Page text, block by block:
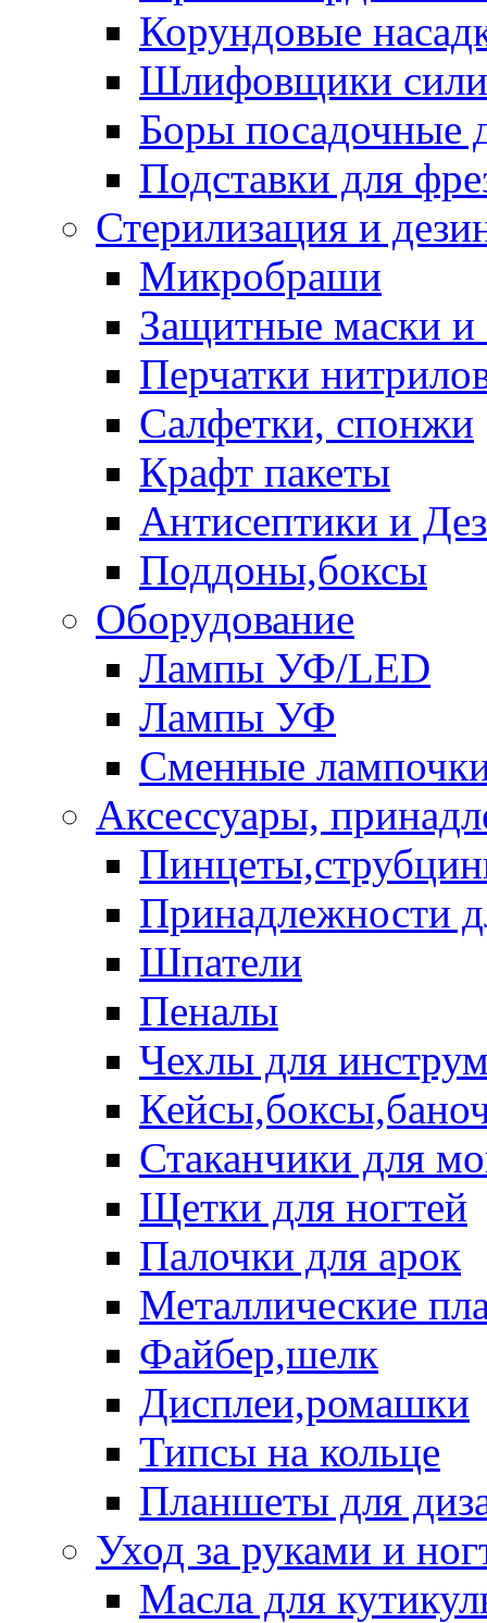
Корундовые
Шлифовщики
Боры посадочные
Подставки для
Стерилизация и
Микробраши
Защитные маски и
Перчатки
Салфетки, спонжи
Крафт пакеты
Антисептики и
Поддоны,боксы
Оборудование
Лампы УФ/LED
Лампы УФ
Сменные
Аксессуары,
Принадлежности
Шпатели
Пеналы
Чехлы для
Стаканчики для
Щетки для ногтей
Палочки для арок
Металлические
Файбер,шелк
Дисплеи,ромашки
Типсы на кольце
Планшеты для
Уход за руками и
Масла для